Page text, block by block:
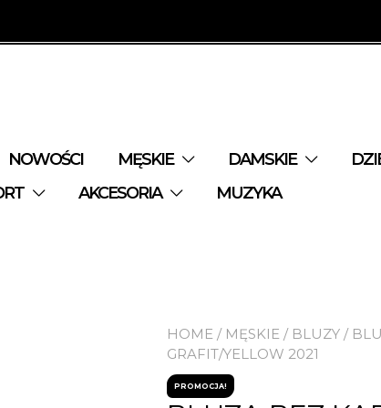
NOWOŚCI MĘSKIE DAMSKIE
AKCESORIA MUZYKA
HOME/ MĘSKIE/ BLUZY/
GRAFIT/YELLOW 2021
PROMOCJA!